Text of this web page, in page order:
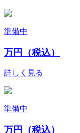
準備中
万円（税込）
詳しく見る
準備中
万円（税込）